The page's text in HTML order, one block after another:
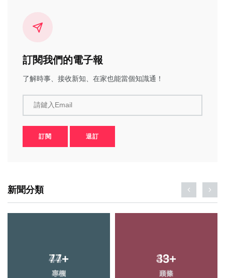
訂閱我們的電子報
了解時事、接收新知、在家也能當個知識通！
請鍵入Email
訂閱 退訂
新聞分類
77+
專欄
33+
頭條